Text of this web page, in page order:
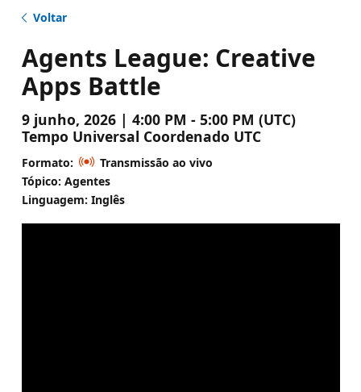
Voltar
Agents League: Creative
Apps Battle
9 junho, 2026 | 4:00 PM - 5:00 PM (UTC)
Tempo Universal Coordenado UTC
Formato:
Transmissão ao vivo
Tópico: Agentes
Linguagem: Inglês